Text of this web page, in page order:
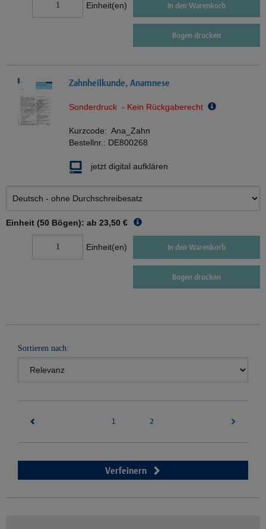
Einheit(en) In den Warenkorb
Bogen drucken
Zahnheilkunde, Anamnese
Sonderdruck - Kein Rückgaberecht
Kurzcode: Ana_Zahn
Bestellnr.: DE800268
jetzt digital aufklären
Einheit (50 Bögen): ab 23,50 €
Einheit(en) In den Warenkorb
Bogen drucken
Sortieren nach:
1 2
Verfeinern